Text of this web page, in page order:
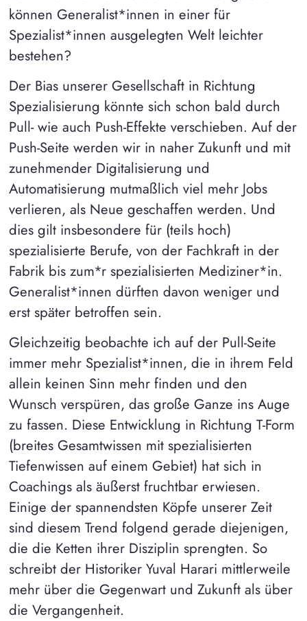
können Generalist*innen in einer für
Spezialist*innen ausgelegten Welt leichter
bestehen?
Der Bias unserer Gesellschaft in Richtung
Spezialisierung könnte sich schon bald durch
Pull- wie auch Push-Effekte verschieben. Auf der
Push-Seite werden wir in naher Zukunft und mit
zunehmender Digitalisierung und
Automatisierung mutmaßlich viel mehr Jobs
verlieren, als Neue geschaffen werden. Und
dies gilt insbesondere für (teils hoch)
spezialisierte Berufe, von der Fachkraft in der
Fabrik bis zum*r spezialisierten Mediziner*in.
Generalist*innen dürften davon weniger und
erst später betroffen sein.
Gleichzeitig beobachte ich auf der Pull-Seite
immer mehr Spezialist*innen, die in ihrem Feld
allein keinen Sinn mehr finden und den
Wunsch verspüren, das große Ganze ins Auge
zu fassen. Diese Entwicklung in Richtung T-Form
(breites Gesamtwissen mit spezialisierten
Tiefenwissen auf einem Gebiet) hat sich in
Coachings als äußerst fruchtbar erwiesen.
Einige der spannendsten Köpfe unserer Zeit
sind diesem Trend folgend gerade diejenigen,
die die Ketten ihrer Disziplin sprengten. So
schreibt der Historiker Yuval Harari mittlerweile
mehr über die Gegenwart und Zukunft als über
die Vergangenheit.